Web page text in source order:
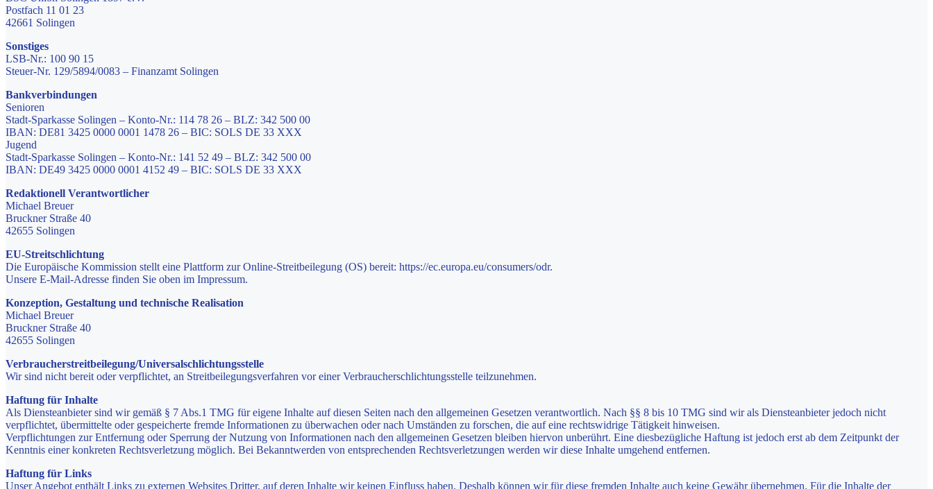
Postfach 11 01 23
42661 Solingen
Sonstiges
LSB-Nr.: 100 90 15
Steuer-Nr. 129/5894/0083 – Finanzamt Solingen
Bankverbindungen
Senioren
Stadt-Sparkasse Solingen – Konto-Nr.: 114 78 26 – BLZ: 342 500 00
IBAN: DE81 3425 0000 0001 1478 26 – BIC: SOLS DE 33 XXX
Jugend
Stadt-Sparkasse Solingen – Konto-Nr.: 141 52 49 – BLZ: 342 500 00
IBAN: DE49 3425 0000 0001 4152 49 – BIC: SOLS DE 33 XXX
Redaktionell Verantwortlicher
Michael Breuer
Bruckner Straße 40
42655 Solingen
EU-Streitschlichtung
Die Europäische Kommission stellt eine Plattform zur Online-Streitbeilegung (OS) bereit: https://ec.europa.eu/consumers/odr.
Unsere E-Mail-Adresse finden Sie oben im Impressum.
Konzeption, Gestaltung und technische Realisation
Michael Breuer
Bruckner Straße 40
42655 Solingen
Verbraucher­streit­beilegung/Universal­schlichtungs­stelle
Wir sind nicht bereit oder verpflichtet, an Streitbeilegungsverfahren vor einer Verbraucherschlichtungsstelle teilzunehmen.
Haftung für Inhalte
Als Diensteanbieter sind wir gemäß § 7 Abs.1 TMG für eigene Inhalte auf diesen Seiten nach den allgemeinen Gesetzen verantwortlich. Nach §§ 8 bis 10 TMG sind wir als Diensteanbieter jedoch nicht
verpflichtet, übermittelte oder gespeicherte fremde Informationen zu überwachen oder nach Umständen zu forschen, die auf eine rechtswidrige Tätigkeit hinweisen.
Verpflichtungen zur Entfernung oder Sperrung der Nutzung von Informationen nach den allgemeinen Gesetzen bleiben hiervon unberührt. Eine diesbezügliche Haftung ist jedoch erst ab dem Zeitpunkt der
Kenntnis einer konkreten Rechtsverletzung möglich. Bei Bekanntwerden von entsprechenden Rechtsverletzungen werden wir diese Inhalte umgehend entfernen.
Haftung für Links
Unser Angebot enthält Links zu externen Websites Dritter, auf deren Inhalte wir keinen Einfluss haben. Deshalb können wir für diese fremden Inhalte auch keine Gewähr übernehmen. Für die Inhalte der